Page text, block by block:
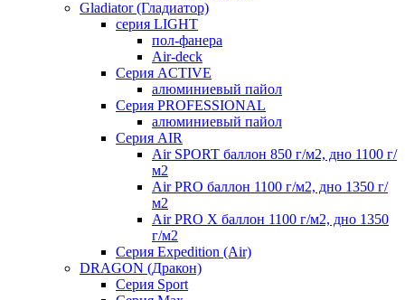
Gladiator (Гладиатор)
серия LIGHT
пол-фанера
Air-deck
Серия ACTIVE
алюминиевый пайол
Серия PROFESSIONAL
алюминиевый пайол
Серия AIR
Air SPORT баллон 850 г/м2, дно 1100 г/
м2
Air PRO баллон 1100 г/м2, дно 1350 г/
м2
Air PRO X баллон 1100 г/м2, дно 1350
г/м2
Серия Expedition (Air)
DRAGON (Дракон)
Серия Sport